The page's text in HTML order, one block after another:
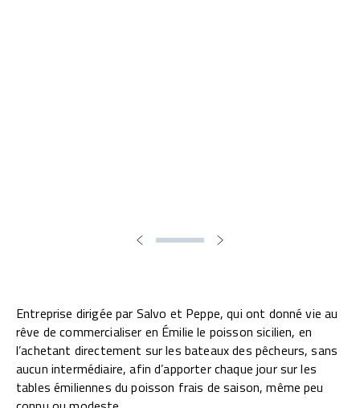
Entreprise dirigée par Salvo et Peppe, qui ont donné vie au
rêve de commercialiser en Émilie le poisson sicilien, en
l’achetant directement sur les bateaux des pêcheurs, sans
aucun intermédiaire, afin d’apporter chaque jour sur les
tables émiliennes du poisson frais de saison, même peu